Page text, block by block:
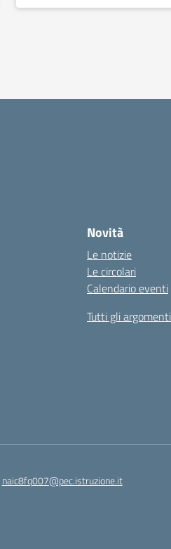
Novità
Le notizie
Le circolari
Calendario eventi
Tutti gli argomenti
naic8fq007@pec.istruzione.it